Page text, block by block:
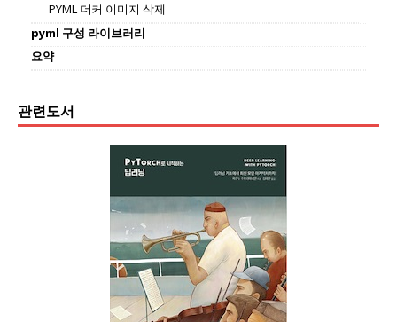
PYML 더커 이미지 삭제
pyml 구성 라이브러리
요약
관련도서